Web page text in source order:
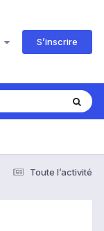
S’inscrire
Toute l’activité